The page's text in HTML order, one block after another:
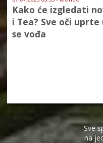
Kako će izgledati
i Tea? Sve oči
se vođa
Sve
na